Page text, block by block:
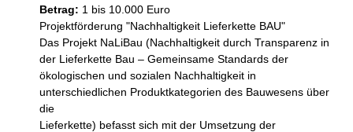
Betrag: 1 bis 10.000 Euro
Projektförderung "Nachhaltigkeit Lieferkette BAU"
Das Projekt NaLiBau (Nachhaltigkeit durch Transparenz in
der Lieferkette Bau – Gemeinsame Standards der
ökologischen und sozialen Nachhaltigkeit in
unterschiedlichen Produktkategorien des Bauwesens über
die
Lieferkette) befasst sich mit der Umsetzung der